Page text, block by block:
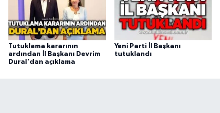
Tutuklama kararının
ardından İl Başkanı Devrim
Dural'dan açıklama
Yeni Parti İl Başkanı
tutuklandı